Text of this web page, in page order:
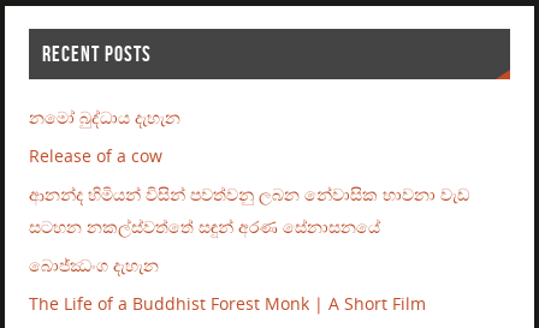
RECENT POSTS
නමෝ බුද්ධාය දැහැන
Release of a cow
ආනන්ද හිමියන් විසින් පවත්වනු ලබන නේවාසික භාවනා වැඩ
සටහන නකල්ස්වත්තේ සඳුන් අරණ සේනාසනයේ
බොජ්ඣංග දැහැන
The Life of a Buddhist Forest Monk | A Short Film